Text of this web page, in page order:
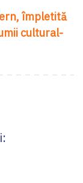
împletită
cultural-